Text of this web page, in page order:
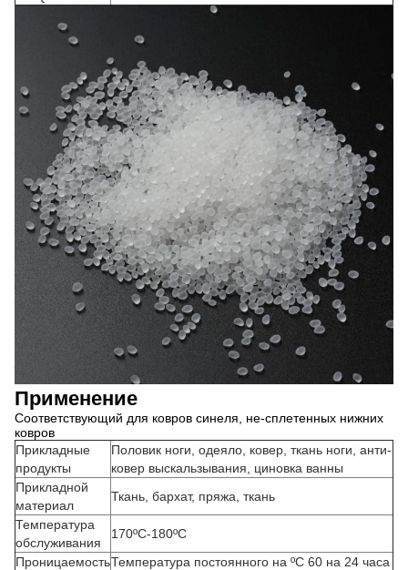
Применение
Соответствующий для ковров синеля, не-сплетенных нижних
ковров
Прикладные
продукты
Половик ноги, одеяло, ковер, ткань ноги, анти-
ковер выскальзывания, циновка ванны
Прикладной
материал
Ткань, бархат, пряжа, ткань
Температура
обслуживания
170ºC-180ºC
ПроницаемостьТемпература постоянного на ºC 60 на 24 часа